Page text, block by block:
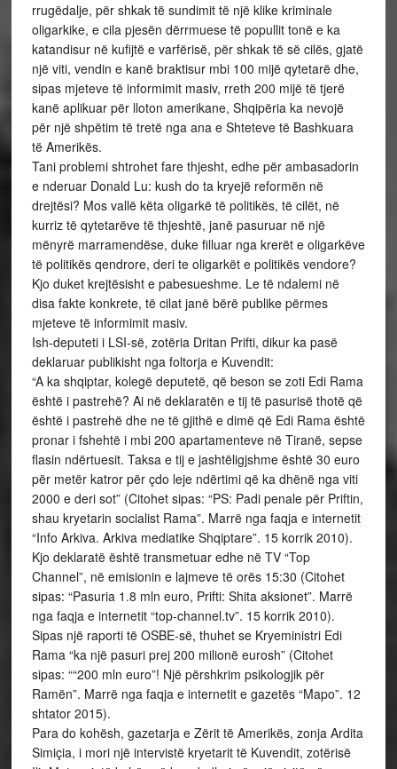
rrugëdalje, për shkak të sundimit të një klike kriminale
oligarkike, e cila pjesën dërrmuese të popullit tonë e ka
katandisur në kufijtë e varfërisë, për shkak të së cilës, gjatë
një viti, vendin e kanë braktisur mbi 100 mijë qytetarë dhe,
sipas mjeteve të informimit masiv, rreth 200 mijë të tjerë
kanë aplikuar për lloton amerikane, Shqipëria ka nevojë
për një shpëtim të tretë nga ana e Shteteve të Bashkuara
të Amerikës.
Tani problemi shtrohet fare thjesht, edhe për ambasadorin
e nderuar Donald Lu: kush do ta kryejë reformën në
drejtësi? Mos vallë këta oligarkë të politikës, të cilët, në
kurriz të qytetarëve të thjeshtë, janë pasuruar në një
mënyrë marramendëse, duke filluar nga krerët e oligarkëve
të politikës qendrore, deri te oligarkët e politikës vendore?
Kjo duket krejtësisht e pabesueshme. Le të ndalemi në
disa fakte konkrete, të cilat janë bërë publike përmes
mjeteve të informimit masiv.
Ish-deputeti i LSI-së, zotëria Dritan Prifti, dikur ka pasë
deklaruar publikisht nga foltorja e Kuvendit:
“A ka shqiptar, kolegë deputetë, që beson se zoti Edi Rama
është i pastrehë? Ai në deklaratën e tij të pasurisë thotë që
është i pastrehë dhe ne të gjithë e dimë që Edi Rama është
pronar i fshehtë i mbi 200 apartamenteve në Tiranë, sepse
flasin ndërtuesit. Taksa e tij e jashtëligjshme është 30 euro
për metër katror për çdo leje ndërtimi që ka dhënë nga viti
2000 e deri sot” (Citohet sipas: “PS: Padi penale për Priftin,
shau kryetarin socialist Rama”. Marrë nga faqja e internetit
“Info Arkiva. Arkiva mediatike Shqiptare”. 15 korrik 2010).
Kjo deklaratë është transmetuar edhe në TV “Top
Channel”, në emisionin e lajmeve të orës 15:30 (Citohet
sipas: “Pasuria 1.8 mln euro, Prifti: Shita aksionet”. Marrë
nga faqja e internetit “top-channel.tv”. 15 korrik 2010).
Sipas një raporti të OSBE-së, thuhet se Kryeministri Edi
Rama “ka një pasuri prej 200 milionë eurosh” (Citohet
sipas: ““200 mln euro”! Një përshkrim psikologjik për
Ramën”. Marrë nga faqja e internetit e gazetës “Mapo”. 12
shtator 2015).
Para do kohësh, gazetarja e Zërit të Amerikës, zonja Ardita
Simiçia, i mori një intervistë kryetarit të Kuvendit, zotërisë